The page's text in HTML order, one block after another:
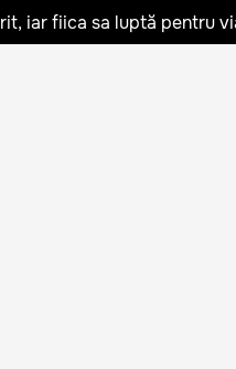
iar fiica sa luptă pentru